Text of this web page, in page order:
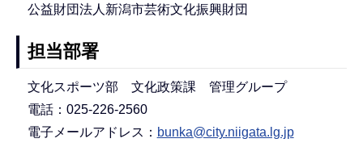
公益財団法人新潟市芸術文化振興財団
担当部署
文化スポーツ部 文化政策課 管理グループ
電話：025-226-2560
電子メールアドレス： bunka@city.niigata.lg.jp